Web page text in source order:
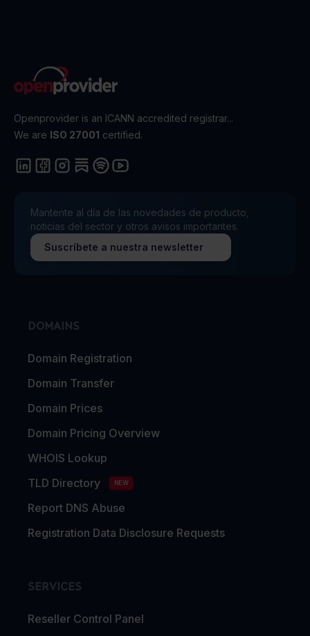
Openprovider is an ICANN accredited registrar...
We are ISO 27001 certified.
Mantente al día de las novedades de producto,
noticias del sector y otros avisos importantes.
Suscríbete a nuestra newsletter
DOMAINS
Domain Registration
Domain Transfer
Domain Prices
Domain Pricing Overview
WHOIS Lookup
TLD Directory
NEW
Report DNS Abuse
Registration Data Disclosure Requests
SERVICES
Reseller Control Panel